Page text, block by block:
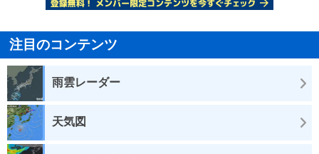
注目のコンテンツ
雨雲レーダー
天気図